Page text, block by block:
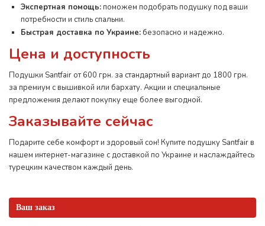
Экспертная помощь:поможем подобрать подушку под ваши
потребности и стиль спальни.
Быстрая доставка по Украине:безопасно и надежно.
Цена и доступность
Подушки Santfair от 600 грн. за стандартный вариант до 1800 грн.
за премиум с вышивкой или бархату. Акции и специальные
предложения делают покупку еще более выгодной.
Заказывайте сейчас
Подарите себе комфорт и здоровый сон! Купите подушку Santfair в
нашем интернет-магазине с доставкой по Украине и наслаждайтесь
турецким качеством каждый день.
Ваш заказ